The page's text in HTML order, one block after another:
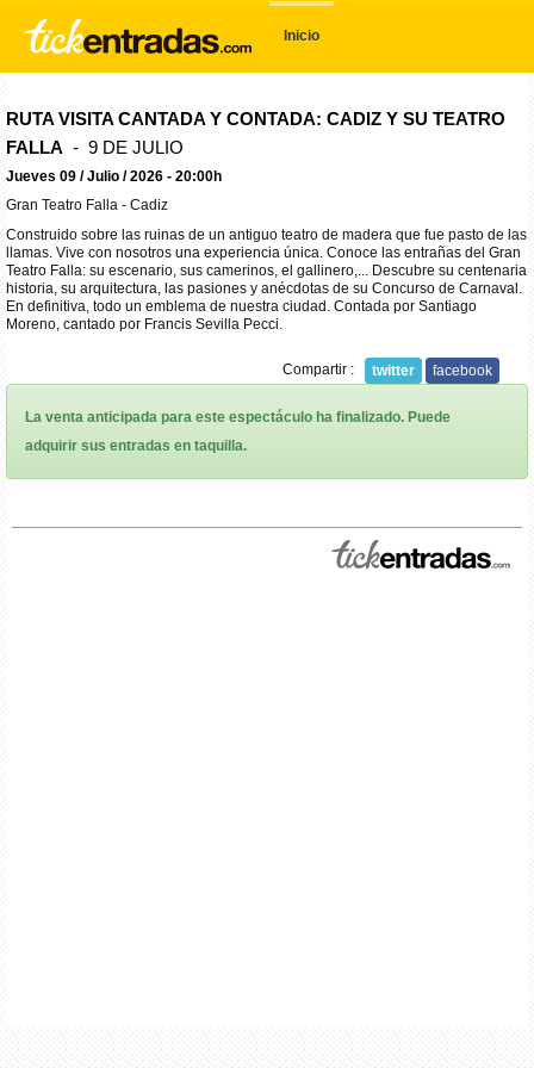
Inicio
RUTA VISITA CANTADA Y CONTADA: CADIZ Y SU TEATRO
FALLA - 9 DE JULIO
Jueves 09 / Julio / 2026 - 20:00h
Gran Teatro Falla - Cadiz
Construido sobre las ruinas de un antiguo teatro de madera que fue pasto de las
llamas. Vive con nosotros una experiencia única. Conoce las entrañas del Gran
Teatro Falla: su escenario, sus camerinos, el gallinero,... Descubre su centenaria
historia, su arquitectura, las pasiones y anécdotas de su Concurso de Carnaval.
En definitiva, todo un emblema de nuestra ciudad. Contada por Santiago
Moreno, cantado por Francis Sevilla Pecci.
Compartir : twitter facebook
La venta anticipada para este espectáculo ha finalizado. Puede
adquirir sus entradas en taquilla.